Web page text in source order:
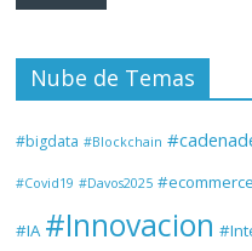
Nube de Temas
#bigdata #Blockchain
#Covid19 #Davos2025 #ecommerce
#IA #Innovacion